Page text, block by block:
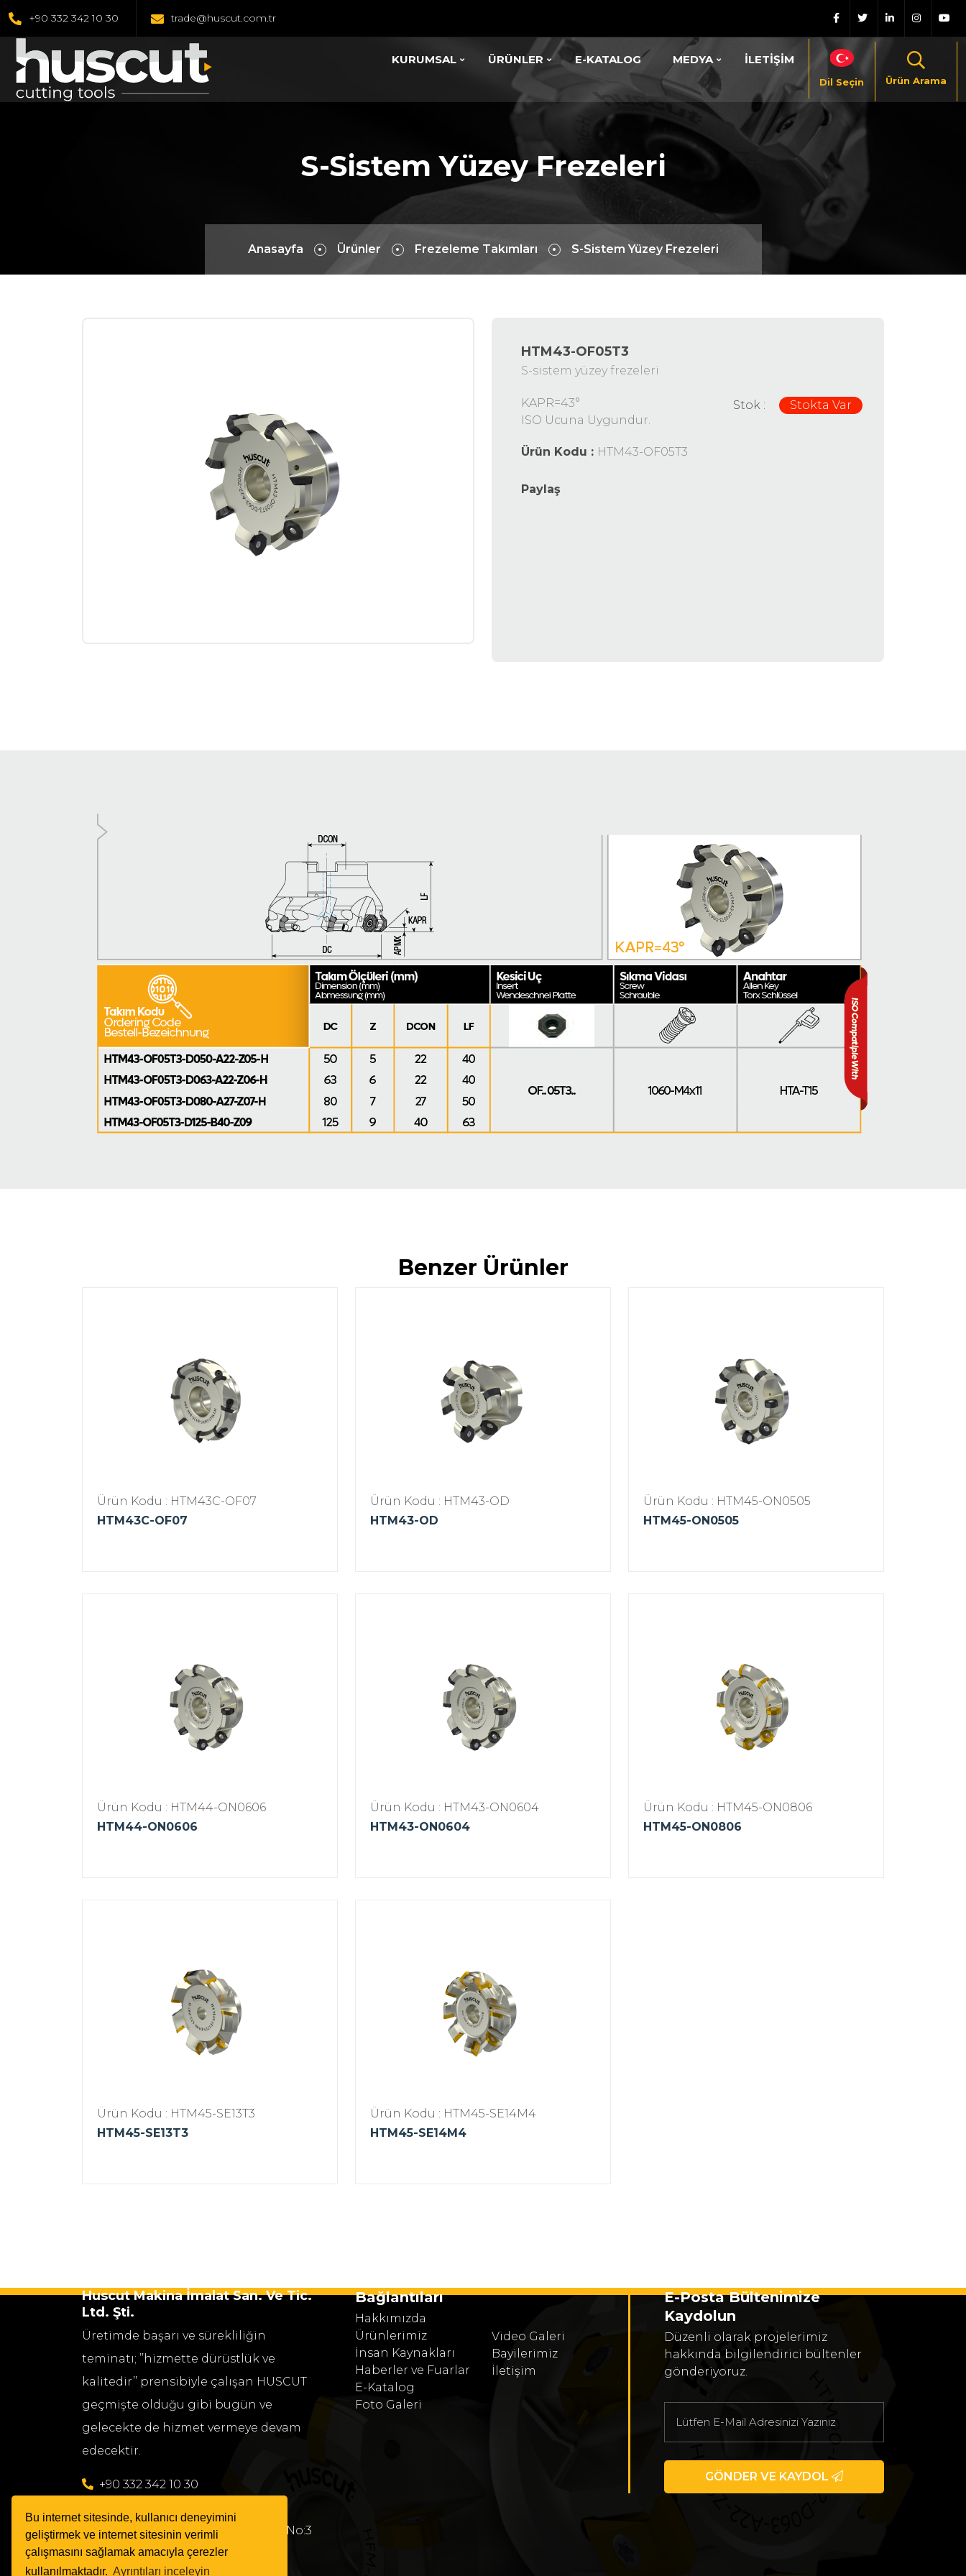
Bu internet sitesinde, kullanıcı deneyimini
geliştirmek ve internet sitesinin verimli
çalışmasını sağlamak amacıyla çerezler
kullanılmaktadır. Ayrıntıları inceleyin
+90 332 342 10 30 trade@huscut.com.tr
KURUMSAL ÜRÜNLER E-KATALOG MEDYA İLETİŞİM
Dil Seçin Ürün Arama
S-Sistem Yüzey Frezeleri
Anasayfa Ürünler Frezeleme Takımları S-Sistem Yüzey Frezeleri
HTM43-OF05T3
S-sistem yüzey frezeleri
Stok : Stokta Var
KAPR=43°
ISO Ucuna Uygundur.
Ürün Kodu : HTM43-OF05T3
Paylaş
Benzer Ürünler
Ürün Kodu : HTM43C-OF07
HTM43C-OF07
Ürün Kodu : HTM43-OD
HTM43-OD
Ürün Kodu : HTM45-ON0505
HTM45-ON0505
Ürün Kodu : HTM44-ON0606
HTM44-ON0606
Ürün Kodu : HTM43-ON0604
HTM43-ON0604
Ürün Kodu : HTM45-ON0806
HTM45-ON0806
Ürün Kodu : HTM45-SE13T3
HTM45-SE13T3
Ürün Kodu : HTM45-SE14M4
HTM45-SE14M4
Huscut Makina İmalat San. Ve Tic.
Ltd. Şti.
Üretimde başarı ve sürekliliğin
teminatı; ’’hizmette dürüstlük ve
kalitedir’’ prensibiyle çalışan HUSCUT
geçmişte olduğu gibi bugün ve
gelecekte de hizmet vermeye devam
edecektir.
+90 332 342 10 30
Fevzi Çakmak Mah. Özlem Cad. No:3
Karatay/KONYA
Bağlantıları
Hakkımızda
Ürünlerimiz
İnsan Kaynakları
Haberler ve Fuarlar
E-Katalog
Foto Galeri
Video Galeri
Bayilerimiz
İletişim
E-Posta Bültenimize
Kaydolun
Düzenli olarak projelerimiz
hakkında bilgilendirici bültenler
gönderiyoruz.
GÖNDER VE KAYDOL